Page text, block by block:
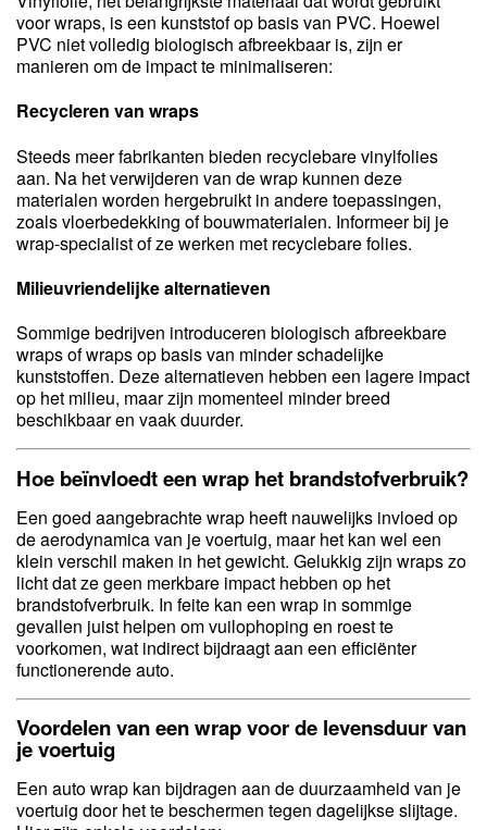
voor wraps, is een kunststof op basis van PVC. Hoewel
PVC niet volledig biologisch afbreekbaar is, zijn er
manieren om de impact te minimaliseren:
Recycleren van wraps
Steeds meer fabrikanten bieden recyclebare vinylfolies
aan. Na het verwijderen van de wrap kunnen deze
materialen worden hergebruikt in andere toepassingen,
zoals vloerbedekking of bouwmaterialen. Informeer bij je
wrap-specialist of ze werken met recyclebare folies.
Milieuvriendelijke alternatieven
Sommige bedrijven introduceren biologisch afbreekbare
wraps of wraps op basis van minder schadelijke
kunststoffen. Deze alternatieven hebben een lagere impact
op het milieu, maar zijn momenteel minder breed
beschikbaar en vaak duurder.
Hoe beïnvloedt een wrap het brandstofverbruik?
Een goed aangebrachte wrap heeft nauwelijks invloed op
de aerodynamica van je voertuig, maar het kan wel een
klein verschil maken in het gewicht. Gelukkig zijn wraps zo
licht dat ze geen merkbare impact hebben op het
brandstofverbruik. In feite kan een wrap in sommige
gevallen juist helpen om vuilophoping en roest te
voorkomen, wat indirect bijdraagt aan een efficiënter
functionerende auto.
Voordelen van een wrap voor de levensduur van
je voertuig
Een auto wrap kan bijdragen aan de duurzaamheid van je
voertuig door het te beschermen tegen dagelijkse slijtage.